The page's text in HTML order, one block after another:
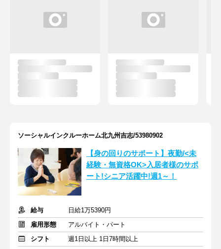
ソーシャルインクルーホーム北九州吉志/53980902
【身の回りのサポート】夜勤/<未
経験・無資格OK>入居者様のサポ
ート!シニア活躍中!週1～！
給与
日給1万5390円
雇用形態
アルバイト・パート
シフト
週1日以上 1日7時間以上